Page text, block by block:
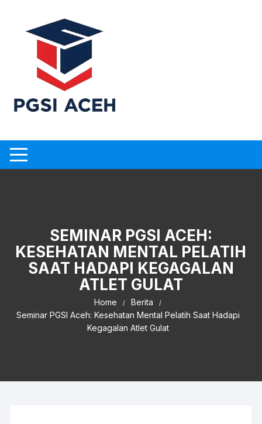
content
SEMINAR PGSI ACEH:
KESEHATAN MENTAL PELATIH
SAAT HADAPI KEGAGALAN
ATLET GULAT
Home
Berita
Seminar PGSI Aceh: Kesehatan Mental Pelatih Saat Hadapi
Kegagalan Atlet Gulat